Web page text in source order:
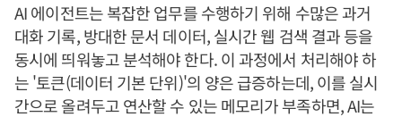
AI 에이전트는 복잡한 업무를 수행하기 위해 수많은 과거
대화 기록, 방대한 문서 데이터, 실시간 웹 검색 결과 등을
동시에 띄워놓고 분석해야 한다. 이 과정에서 처리해야 하
는 '토큰(데이터 기본 단위)'의 양은 급증하는데, 이를 실시
간으로 올려두고 연산할 수 있는 메모리가 부족하면, AI는